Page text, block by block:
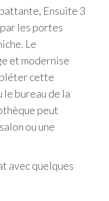
Ensuite 3
les portes
Le
et modernise
cette
bureau de la
peut
ou une
avec quelques